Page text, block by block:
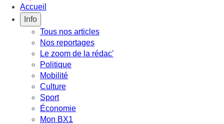
Accueil
Info
Tous nos articles
Nos reportages
Le zoom de la rédac'
Politique
Mobilité
Culture
Sport
Économie
Mon BX1